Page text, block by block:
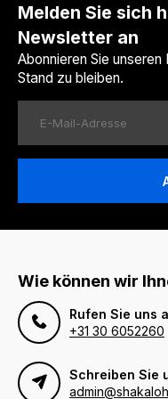
Melden Sie sich
Newsletter an
Abonnieren Sie
Stand zu bleiben.
Wie können wir
Rufen Sie uns
+31 30 6052260
Schreiben Sie